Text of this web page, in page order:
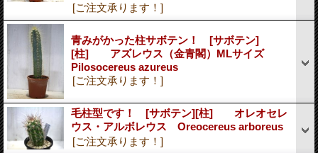
[ご注文承ります！]
青みがかった柱サボテン！ [サボテン]
[柱] アズレウス（金青閣）MLサイズ
Pilosocereus azureus
[ご注文承ります！]
毛柱型です！ [サボテン][柱] オレオセレ
ウス・アルボレウス Oreocereus arboreus
[ご注文承ります！]